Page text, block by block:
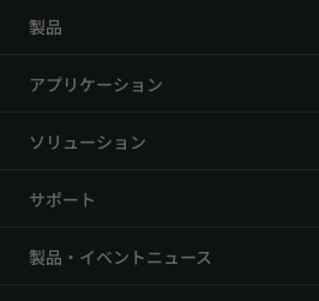
製品
アプリケーション
ソリューション
サポート
製品・イベントニュース